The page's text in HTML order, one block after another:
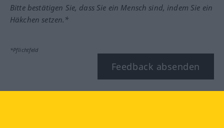
Bitte bestätigen Sie, dass Sie ein Mensch sind, indem Sie ein
Häkchen setzen.*
*Pflichtfeld
Feedback absenden